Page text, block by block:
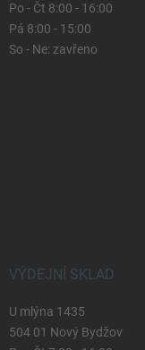
Po - Čt 8:00 - 16:00
Pá 8:00 - 15:00
So - Ne: zavřeno
VÝDEJNÍ SKLAD
U mlýna 1435
504 01 Nový Bydžov